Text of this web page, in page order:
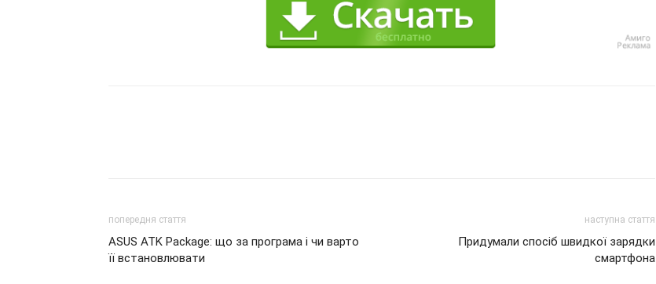
попередня стаття
ASUS ATK Package: що за програма і чи варто
її встановлювати
наступна стаття
Придумали спосіб швидкої зарядки
смартфона